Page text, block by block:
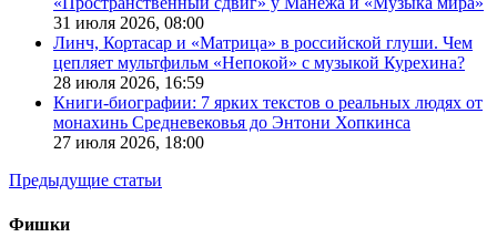
31 июля 2026, 08:00
Линч, Кортасар и «Матрица» в российской глуши. Чем
цепляет мультфильм «Непокой» с музыкой Курехина?
28 июля 2026, 16:59
Книги-биографии: 7 ярких текстов о реальных людях от
монахинь Средневековья до Энтони Хопкинса
27 июля 2026, 18:00
Предыдущие статьи
Фишки